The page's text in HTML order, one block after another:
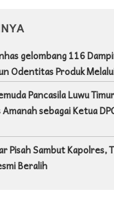
gelombang 116
Odentitas Produk
Pancasila Luwu
sebagai Ketua
Pisah Sambut Kapolres,
Beralih